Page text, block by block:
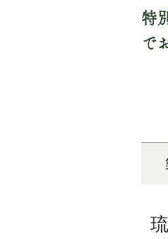
特
で